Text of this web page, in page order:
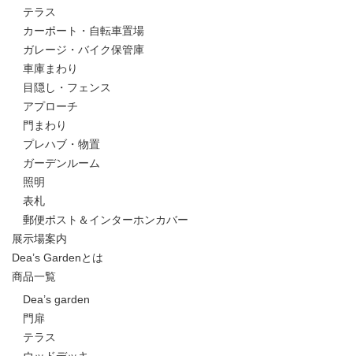
テラス
カーポート・自転車置場
ガレージ・バイク保管庫
車庫まわり
目隠し・フェンス
アプローチ
門まわり
プレハブ・物置
ガーデンルーム
照明
表札
郵便ポスト＆インターホンカバー
展示場案内
Dea’s Gardenとは
商品一覧
Dea’s garden
門扉
テラス